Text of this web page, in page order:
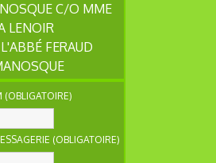
C/O MME
LENOIR
FERAUD
(OBLIGATOIRE)
(OBLIGATOIRE)